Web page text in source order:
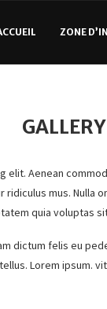
ZONE
GALLERY
Aenean
mus. Nulla
quia voluptas
dictum felis eu
Lorem ipsum.